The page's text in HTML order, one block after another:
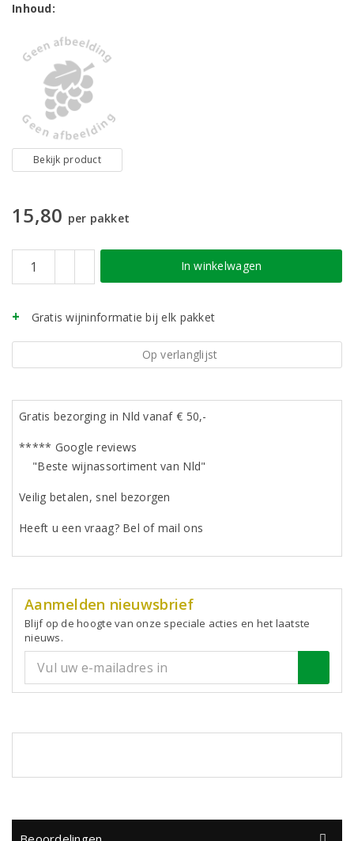
Inhoud:
Bekijk product
15,80 per pakket
In winkelwagen
Gratis wijninformatie bij elk pakket
Op verlanglijst
Gratis bezorging in Nld vanaf € 50,-
***** Google reviews
"Beste wijnassortiment van Nld"
Veilig betalen, snel bezorgen
Heeft u een vraag? Bel of mail ons
Aanmelden nieuwsbrief
Blijf op de hoogte van onze speciale acties en het laatste
nieuws.